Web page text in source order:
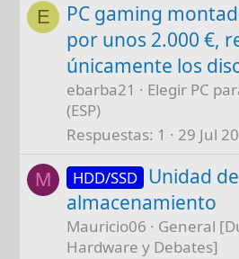
E
PC gaming
por unos 2.000 €,
únicamente los
ebarba21
Elegir PC
(ESP)
Respuestas 1 29 Jul
M HDD/SSD Unidad de
almacenamiento
Mauricio06
General
Hardware y Debates]